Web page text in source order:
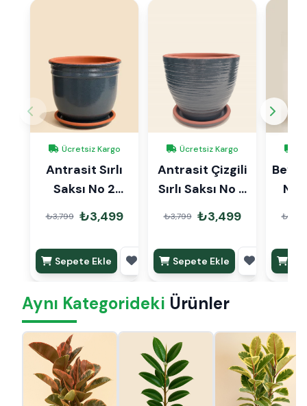
Ücretsiz Kargo
Antrasit Sırlı
Saksı No 2
Ø20cm
₺3,799 ₺3,499
Sepete Ekle
Ücretsiz Kargo
Antrasit Çizgili
Sırlı Saksı No 2
Ø20cm
₺3,799 ₺3,499
Sepete Ekle
No
Aynı Kategorideki Ürünler